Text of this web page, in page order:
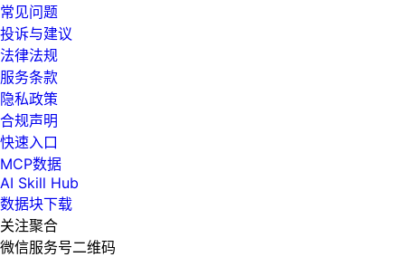
常见问题
投诉与建议
法律法规
服务条款
隐私政策
合规声明
快速入口
MCP数据
AI Skill Hub
数据块下载
关注聚合
微信服务号二维码